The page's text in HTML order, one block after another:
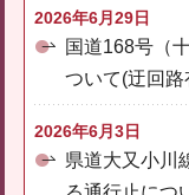
2026年6月29日
国道168号（
ついて(迂回路
2026年6月3日
県道大又小川